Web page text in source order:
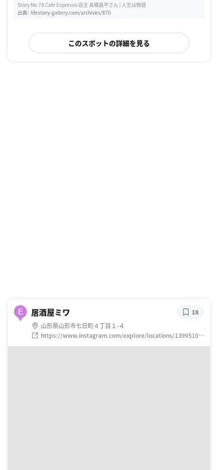
Story No.78 Cafe Espresso 店主 高橋昌平さん | 人生は物語
出典： lifestory-gallery.com/archives/870
このスポットの詳細を見る
E 居酒屋ミワ
山形県山形市七日町４丁目１-４
https://www.instagram.com/explore/locations/13995102
3025477
18